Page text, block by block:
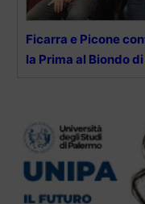
Ficarra e Picone
la Prima al Biondo